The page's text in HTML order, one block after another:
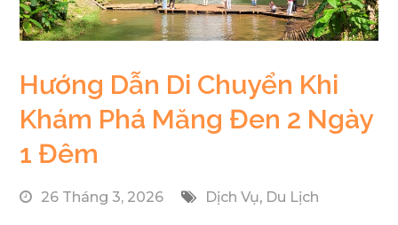
Hướng Dẫn Di Chuyển Khi
Khám Phá Măng Đen 2 Ngày
1 Đêm
26 Tháng 3, 2026 Dịch Vụ, Du Lịch